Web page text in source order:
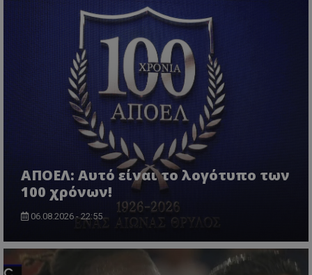
ΑΠΟΕΛ: Αυτό είναι το λογότυπο των
100 χρόνων!
06.08.2026 - 22:55